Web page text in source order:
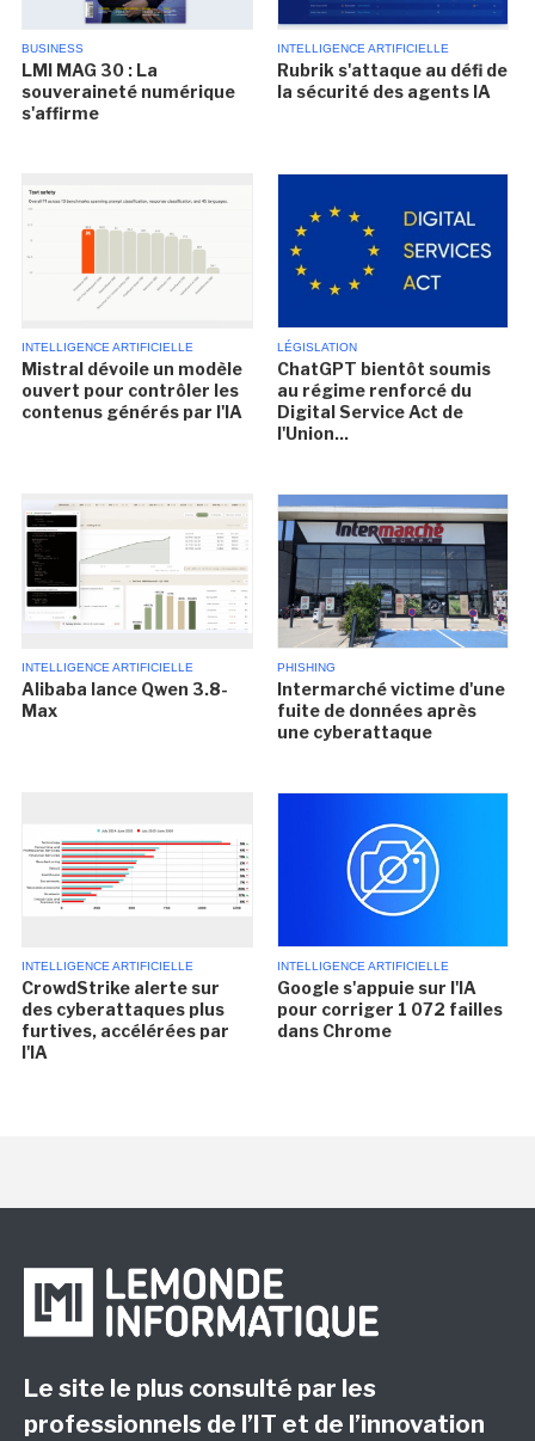
BUSINESS
LMI MAG 30 : La
souveraineté numérique
s'affirme
INTELLIGENCE ARTIFICIELLE
Rubrik s'attaque au défi de
la sécurité des agents IA
INTELLIGENCE ARTIFICIELLE
Mistral dévoile un modèle
ouvert pour contrôler les
contenus générés par l'IA
LÉGISLATION
ChatGPT bientôt soumis
au régime renforcé du
Digital Service Act de
l'Union...
INTELLIGENCE ARTIFICIELLE
Alibaba lance Qwen 3.8-
Max
PHISHING
Intermarché victime d'une
fuite de données après
une cyberattaque
INTELLIGENCE ARTIFICIELLE
CrowdStrike alerte sur
des cyberattaques plus
furtives, accélérées par
l'IA
INTELLIGENCE ARTIFICIELLE
Google s'appuie sur l'IA
pour corriger 1 072 failles
dans Chrome
Le site le plus consulté par les
professionnels de l’IT et de l’innovation